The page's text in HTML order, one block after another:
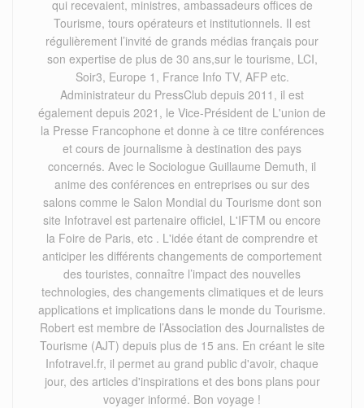
qui recevaient, ministres, ambassadeurs offices de
Tourisme, tours opérateurs et institutionnels. Il est
régulièrement l’invité de grands médias français pour
son expertise de plus de 30 ans,sur le tourisme, LCI,
Soir3, Europe 1, France Info TV, AFP etc.
Administrateur du PressClub depuis 2011, il est
également depuis 2021, le Vice-Président de L'union de
la Presse Francophone et donne à ce titre conférences
et cours de journalisme à destination des pays
concernés. Avec le Sociologue Guillaume Demuth, il
anime des conférences en entreprises ou sur des
salons comme le Salon Mondial du Tourisme dont son
site Infotravel est partenaire officiel, L'IFTM ou encore
la Foire de Paris, etc . L'idée étant de comprendre et
anticiper les différents changements de comportement
des touristes, connaître l’impact des nouvelles
technologies, des changements climatiques et de leurs
applications et implications dans le monde du Tourisme.
Robert est membre de l’Association des Journalistes de
Tourisme (AJT) depuis plus de 15 ans. En créant le site
Infotravel.fr, il permet au grand public d'avoir, chaque
jour, des articles d'inspirations et des bons plans pour
voyager informé. Bon voyage !